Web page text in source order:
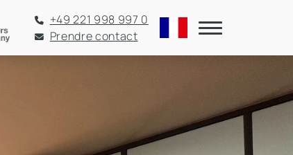
+49 221 998 997 0
Prendre contact